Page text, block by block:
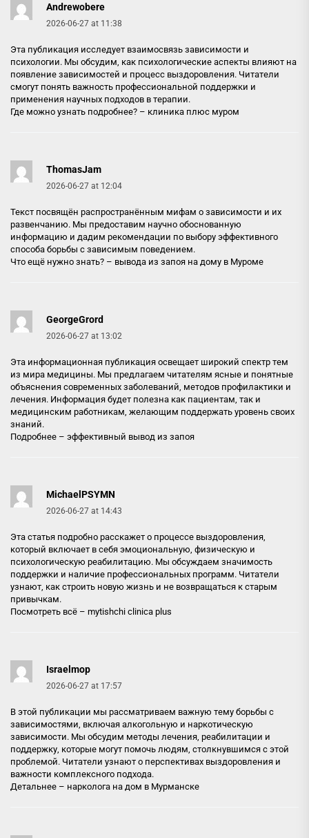
Andrewobere
2026-06-27 at 11:38
Эта публикация исследует взаимосвязь зависимости и
психологии. Мы обсудим, как психологические аспекты влияют на
появление зависимостей и процесс выздоровления. Читатели
смогут понять важность профессиональной поддержки и
применения научных подходов в терапии.
Где можно узнать подробнее? – клиника плюс муром
ThomasJam
2026-06-27 at 12:04
Текст посвящён распространённым мифам о зависимости и их
развенчанию. Мы предоставим научно обоснованную
информацию и дадим рекомендации по выбору эффективного
способа борьбы с зависимым поведением.
Что ещё нужно знать? – вывода из запоя на дому в Муроме
GeorgeGrord
2026-06-27 at 13:02
Эта информационная публикация освещает широкий спектр тем
из мира медицины. Мы предлагаем читателям ясные и понятные
объяснения современных заболеваний, методов профилактики и
лечения. Информация будет полезна как пациентам, так и
медицинским работникам, желающим поддержать уровень своих
знаний.
Подробнее – эффективный вывод из запоя
MichaelPSYMN
2026-06-27 at 14:43
Эта статья подробно расскажет о процессе выздоровления,
который включает в себя эмоциональную, физическую и
психологическую реабилитацию. Мы обсуждаем значимость
поддержки и наличие профессиональных программ. Читатели
узнают, как строить новую жизнь и не возвращаться к старым
привычкам.
Посмотреть всё – mytishchi clinica plus
Israelmop
2026-06-27 at 17:57
В этой публикации мы рассматриваем важную тему борьбы с
зависимостями, включая алкогольную и наркотическую
зависимости. Мы обсудим методы лечения, реабилитации и
поддержку, которые могут помочь людям, столкнувшимся с этой
проблемой. Читатели узнают о перспективах выздоровления и
важности комплексного подхода.
Детальнее – нарколога на дом в Мурманске